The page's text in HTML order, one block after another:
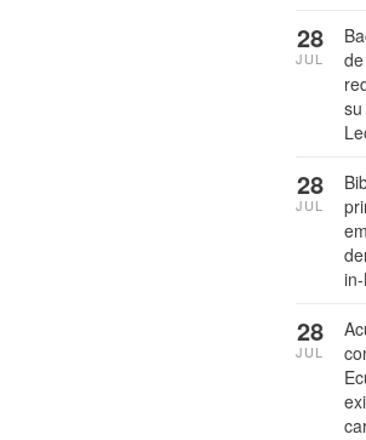
28
JUL
28
JUL
28
JUL